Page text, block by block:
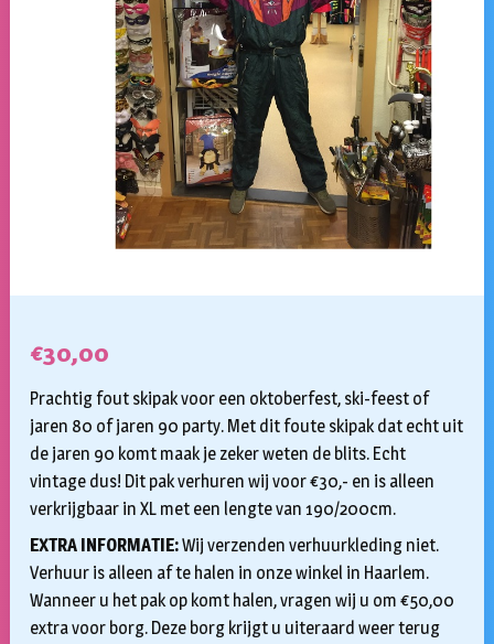
€30,00
Prachtig fout skipak voor een oktoberfest, ski-feest of
jaren 80 of jaren 90 party. Met dit foute skipak dat echt uit
de jaren 90 komt maak je zeker weten de blits. Echt
vintage dus! Dit pak verhuren wij voor €30,- en is alleen
verkrijgbaar in XL met een lengte van 190/200cm.
EXTRA INFORMATIE:Wij verzenden verhuurkleding niet.
Verhuur is alleen af te halen in onze winkel in Haarlem.
Wanneer u het pak op komt halen, vragen wij u om €50,00
extra voor borg. Deze borg krijgt u uiteraard weer terug